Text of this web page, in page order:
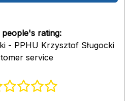
rating:
- PPHU Krzysztof Sługocki
service